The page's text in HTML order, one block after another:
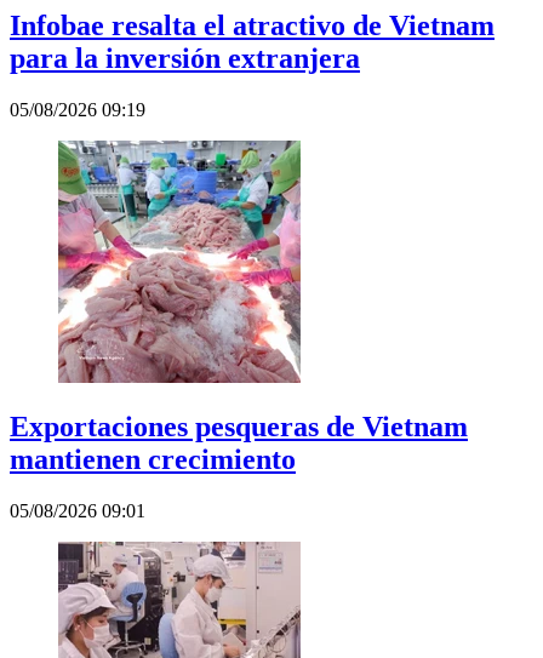
Infobae resalta el atractivo de Vietnam
para la inversión extranjera
05/08/2026 09:19
Exportaciones pesqueras de Vietnam
mantienen crecimiento
05/08/2026 09:01